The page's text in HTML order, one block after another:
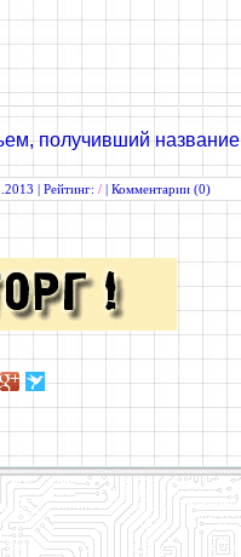
получивший название
| Рейтинг: / | Комментарии (0)